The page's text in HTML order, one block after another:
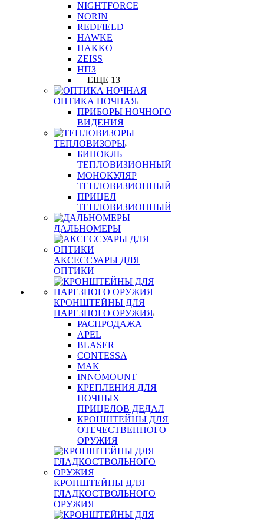
NIGHTFORCE
NORIN
REDFIELD
HAWKE
HAKKO
ZEISS
НПЗ
+ ЕЩЕ 13
ОПТИКА НОЧНАЯ
ПРИБОРЫ НОЧНОГО
ВИДЕНИЯ
ТЕПЛОВИЗОРЫ
БИНОКЛЬ
ТЕПЛОВИЗИОННЫЙ
МОНОКУЛЯР
ТЕПЛОВИЗИОННЫЙ
ПРИЦЕЛ
ТЕПЛОВИЗИОННЫЙ
ДАЛЬНОМЕРЫ
АКСЕССУАРЫ ДЛЯ
ОПТИКИ
КРОНШТЕЙНЫ ДЛЯ
НАРЕЗНОГО ОРУЖИЯ
РАСПРОДАЖА
APEL
BLASER
CONTESSA
MAK
INNOMOUNT
КРЕПЛЕНИЯ ДЛЯ
НОЧНЫХ
ПРИЦЕЛОВ ДЕДАЛ
КРОНШТЕЙНЫ ДЛЯ
ОТЕЧЕСТВЕННОГО
ОРУЖИЯ
КРОНШТЕЙНЫ ДЛЯ
ГЛАДКОСТВОЛЬНОГО
ОРУЖИЯ